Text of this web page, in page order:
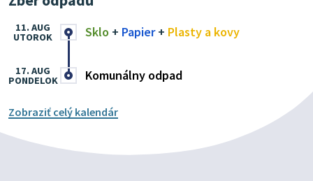
Sklo + Papier+ Plasty a kovy
11. AUG
UTOROK
Komunálny odpad
17. AUG
PONDELOK
Zobraziť celý kalendár